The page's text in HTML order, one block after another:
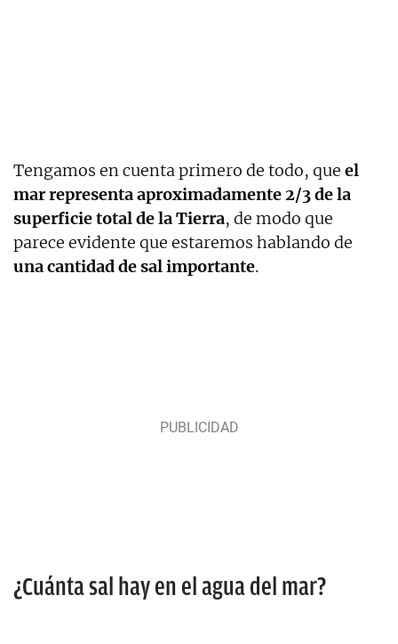
Tengamos en cuenta primero de todo, que el
mar representa aproximadamente 2/3 de la
superficie total de la Tierra, de modo que
parece evidente que estaremos hablando de
una cantidad de sal importante.
¿Cuánta sal hay en el agua del mar?